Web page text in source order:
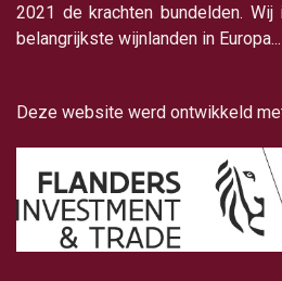
2021 de krachten bundelden.
belangrijkste wijnlanden in Europa...
Deze website werd ontwikkeld